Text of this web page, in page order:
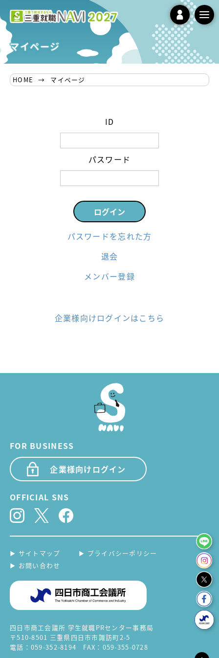
マイページ
HOME マイページ
ID
パスワード
パスワードを忘れた方
退会
メンバー登録
企業様向けログインはこちら
FOR BUSINESS
企業様向けログイン
OFFICIAL SNS
サイトマップ
プライバシーポリシー
お問い合わせ
四日市商工会議所 学生就職PRセンター事務局
〒510-8501 三重県四日市市諏訪町2-5
電話：059-352-8194 FAX：059-355-0728